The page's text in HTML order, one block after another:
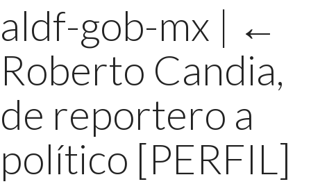
aldf-gob-mx | ←
Roberto Candia,
de reportero a
político [PERFIL]